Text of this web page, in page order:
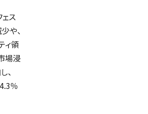
ス
や、
ィ領
場浸
、
％